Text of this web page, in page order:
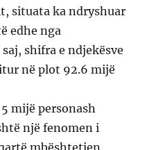
situata ka ndryshuar
edhe nga
shifra e ndjekësve
në plot 92.6 mijë
mijë personash
një fenomen i